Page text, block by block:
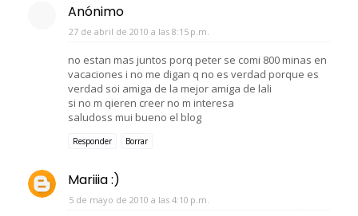
Anónimo
27 de abril de 2010 a las 8:15 p.m.
no estan mas juntos porq peter se comi 800 minas en
vacaciones i no me digan q no es verdad porque es
verdad soi amiga de la mejor amiga de lali
si no m qieren creer no m interesa
saludoss mui bueno el blog
Responder Borrar
Mariiia :)
5 de mayo de 2010 a las 4:10 p.m.